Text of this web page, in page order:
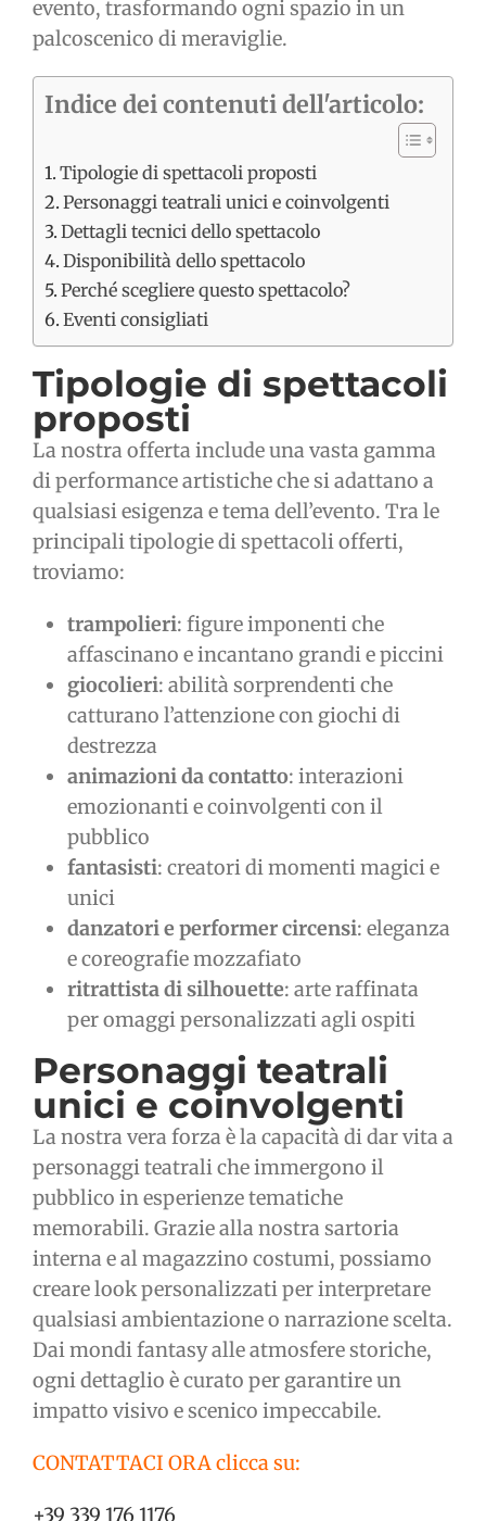
evento, trasformando ogni spazio in un
palcoscenico di meraviglie.
Indice dei contenuti dell'articolo:
Tipologie di spettacoli proposti
Personaggi teatrali unici e coinvolgenti
Dettagli tecnici dello spettacolo
Disponibilità dello spettacolo
Perché scegliere questo spettacolo?
Eventi consigliati
Tipologie di spettacoli
proposti
La nostra offerta include una vasta gamma
di performance artistiche che si adattano a
qualsiasi esigenza e tema dell’evento. Tra le
principali tipologie di spettacoli offerti,
troviamo:
trampolieri: figure imponenti che
affascinano e incantano grandi e piccini
giocolieri: abilità sorprendenti che
catturano l’attenzione con giochi di
destrezza
animazioni da contatto: interazioni
emozionanti e coinvolgenti con il
pubblico
fantasisti: creatori di momenti magici e
unici
danzatori e performer circensi: eleganza
e coreografie mozzafiato
ritrattista di silhouette: arte raffinata
per omaggi personalizzati agli ospiti
Personaggi teatrali
unici e coinvolgenti
La nostra vera forza è la capacità di dar vita a
personaggi teatrali che immergono il
pubblico in esperienze tematiche
memorabili. Grazie alla nostra sartoria
interna e al magazzino costumi, possiamo
creare look personalizzati per interpretare
qualsiasi ambientazione o narrazione scelta.
Dai mondi fantasy alle atmosfere storiche,
ogni dettaglio è curato per garantire un
impatto visivo e scenico impeccabile.
CONTATTACI ORA clicca su:
+39 339 176 1176